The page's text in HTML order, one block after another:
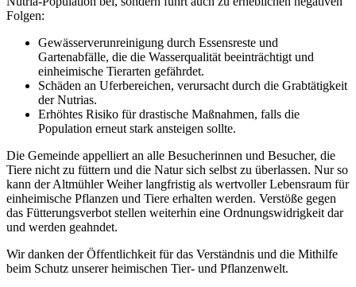
Folgen:
Gewässerverunreinigung durch Essensreste und
Gartenabfälle, die die Wasserqualität beeinträchtigt und
einheimische Tierarten gefährdet.
Schäden an Uferbereichen, verursacht durch die Grabtätigkeit
der Nutrias.
Erhöhtes Risiko für drastische Maßnahmen, falls die
Population erneut stark ansteigen sollte.
Die Gemeinde appelliert an alle Besucherinnen und Besucher, die
Tiere nicht zu füttern und die Natur sich selbst zu überlassen. Nur so
kann der Altmühler Weiher langfristig als wertvoller Lebensraum für
einheimische Pflanzen und Tiere erhalten werden. Verstöße gegen
das Fütterungsverbot stellen weiterhin eine Ordnungswidrigkeit dar
und werden geahndet.
Wir danken der Öffentlichkeit für das Verständnis und die Mithilfe
beim Schutz unserer heimischen Tier- und Pflanzenwelt.